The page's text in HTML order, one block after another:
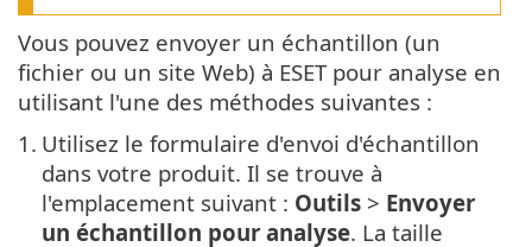
Vous pouvez envoyer un échantillon (un
fichier ou un site Web) à ESET pour analyse en
utilisant l'une des méthodes suivantes :
1. Utilisez le formulaire d'envoi d'échantillon
dans votre produit. Il se trouve à
l'emplacement suivant : Outils > Envoyer
un échantillon pour analyse. La taille